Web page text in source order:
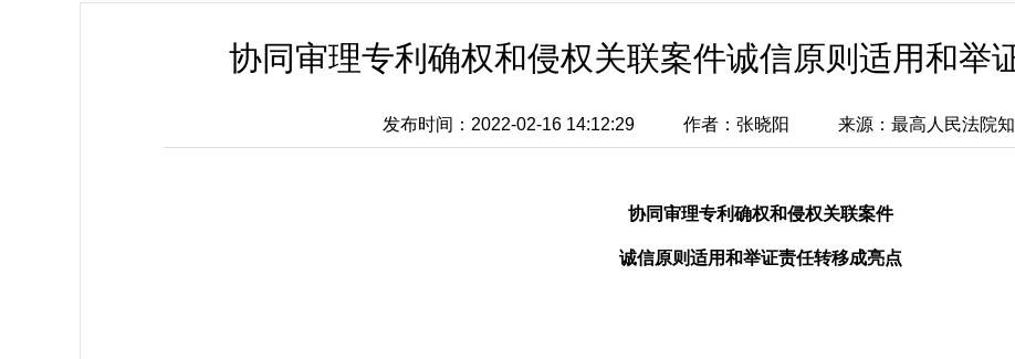
协同审理专利确权和侵权关联案件诚信原则适用和举
发布时间：2022-02-16 14:12:29 作者：张晓阳 来源：最高人民法院
协同审理专利确权和侵权关联案件
诚信原则适用和举证责任转移成亮点